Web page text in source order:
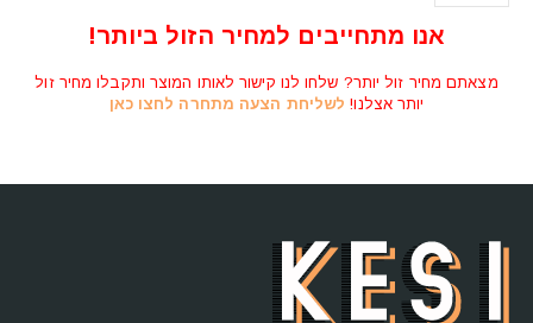
אנו מתחייבים למחיר הזול ביותר!
מצאתם מחיר זול יותר? שלחו לנו קישור לאותו המוצר ותקבלו מחיר זול
יותר אצלנו! לשליחת הצעה מתחרה לחצו כאן